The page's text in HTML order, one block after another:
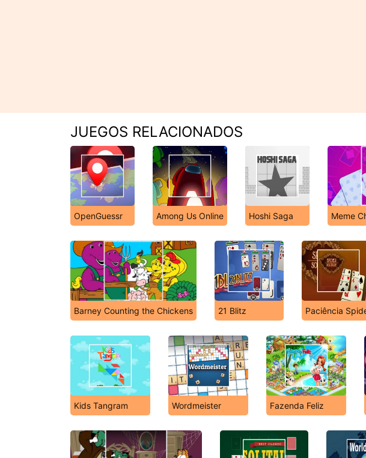
JUEGOS RELACIONADOS
OpenGuessr Among Us Online Hoshi Saga Meme
Barney Counting the Chickens 21 Blitz Paciência
Kids Tangram Wordmeister Fazenda Feliz